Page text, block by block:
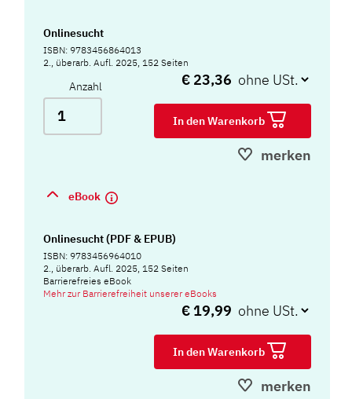
Onlinesucht
ISBN: 9783456864013
2., überarb. Aufl. 2025, 152 Seiten
Anzahl € 23,36
In den Warenkorb
merken
eBook
Onlinesucht (PDF & EPUB)
ISBN: 9783456964010
2., überarb. Aufl. 2025, 152 Seiten
Barrierefreies eBook
Mehr zur Barrierefreiheit unserer eBooks
€ 19,99
In den Warenkorb
merken